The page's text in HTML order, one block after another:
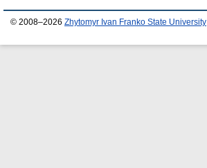
© 2008–2026 Zhytomyr Ivan Franko State University